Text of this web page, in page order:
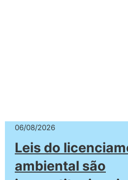
06/08/2026
Leis do
ambiental são